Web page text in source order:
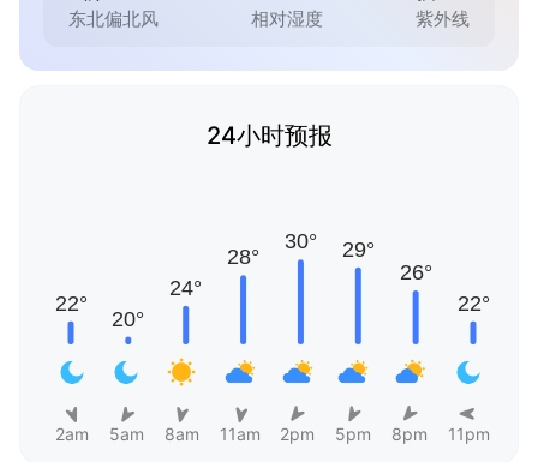
东北偏北风 相对湿度 紫外线
24小时预报
2am 5am 8am 11am 2pm 5pm 8pm 11pm